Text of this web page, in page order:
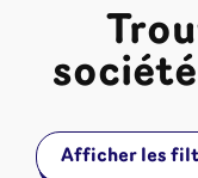
Afficher les